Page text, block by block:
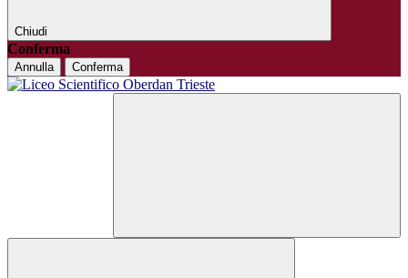
Chiudi
Conferma
Annulla Conferma